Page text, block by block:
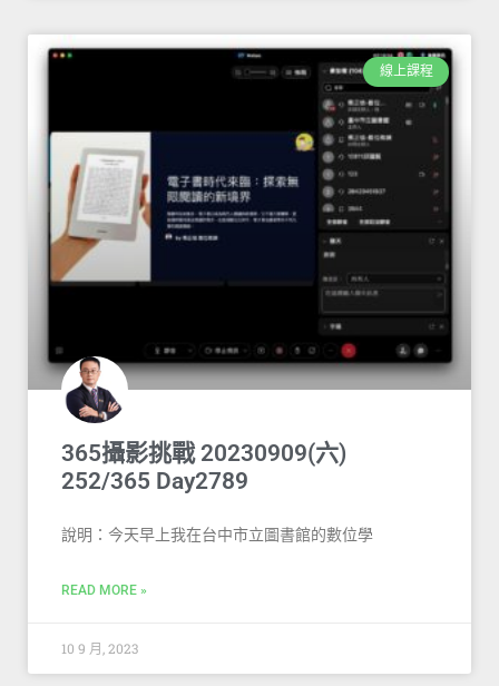
線上課程
365攝影挑戰 20230909(六)
252/365 Day2789
說明：今天早上我在台中市立圖書館的數位學
READ MORE »
10 9 月, 2023